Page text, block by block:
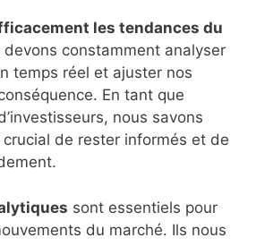
les tendances du
devons constamment analyser
temps réel et ajuster nos
En tant que
nous savons
de rester informés et de
sont essentiels pour
du marché. Ils nous